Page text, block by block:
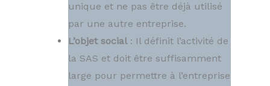
unique et ne pas être déjà utilisé
par une autre entreprise.
L’objet social: Il définit l’activité de
la SAS et doit être suffisamment
large pour permettre à l’entreprise